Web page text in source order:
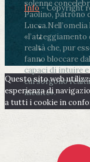
solenne
Paolino, patrono
Lucca.
«l’atteggiamento
realtà che, pur
fanno bloccare
capaci di intuire
cui sorgono
inedite».
Info- Copyright
Questo sito web
esperienza di
a tutti i cookie in